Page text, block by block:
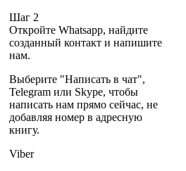
Шаг 2
Откройте Whatsapp, найдите
созданный контакт и напишите
нам.
Выберите "Написать в чат",
Telegram или Skype, чтобы
написать нам прямо сейчас, не
добавляя номер в адресную
книгу.
Viber